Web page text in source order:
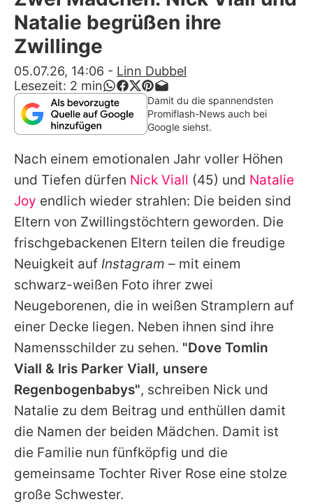
Alle Themen auf Promiflash
App runterladen
Team
Redaktionelle Richtlinien
Impressum
Datenschutzerklärung
Nutzungsbedingungen
Utiq verwalten
Natalie begrüßen ihre
Zwillinge
05.07.26, 14:06 - Linn Dubbel
Lesezeit: 2 min
Damit du die spannendsten
Promiflash-News auch bei
Google siehst.
Nach einem emotionalen Jahr voller Höhen
und Tiefen dürfen Nick Viall (45) und Natalie
Joy endlich wieder strahlen: Die beiden sind
Eltern von Zwillingstöchtern geworden. Die
frischgebackenen Eltern teilen die freudige
Neuigkeit auf Instagram – mit einem
schwarz-weißen Foto ihrer zwei
Neugeborenen, die in weißen Stramplern auf
einer Decke liegen. Neben ihnen sind ihre
Namensschilder zu sehen. "Dove Tomlin
Viall & Iris Parker Viall, unsere
Regenbogenbabys", schreiben Nick und
Natalie zu dem Beitrag und enthüllen damit
die Namen der beiden Mädchen. Damit ist
die Familie nun fünfköpfig und die
gemeinsame Tochter River Rose eine stolze
große Schwester.